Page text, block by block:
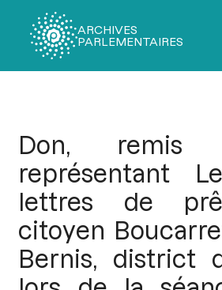
ARCHIVES
PARLEMENTAIRES
Don,
représentant
lettres de
citoyen
Bernis, district